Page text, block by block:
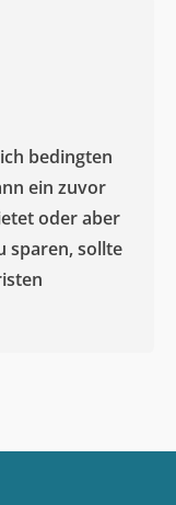
bedingten
ein zuvor
oder aber
sparen, sollte